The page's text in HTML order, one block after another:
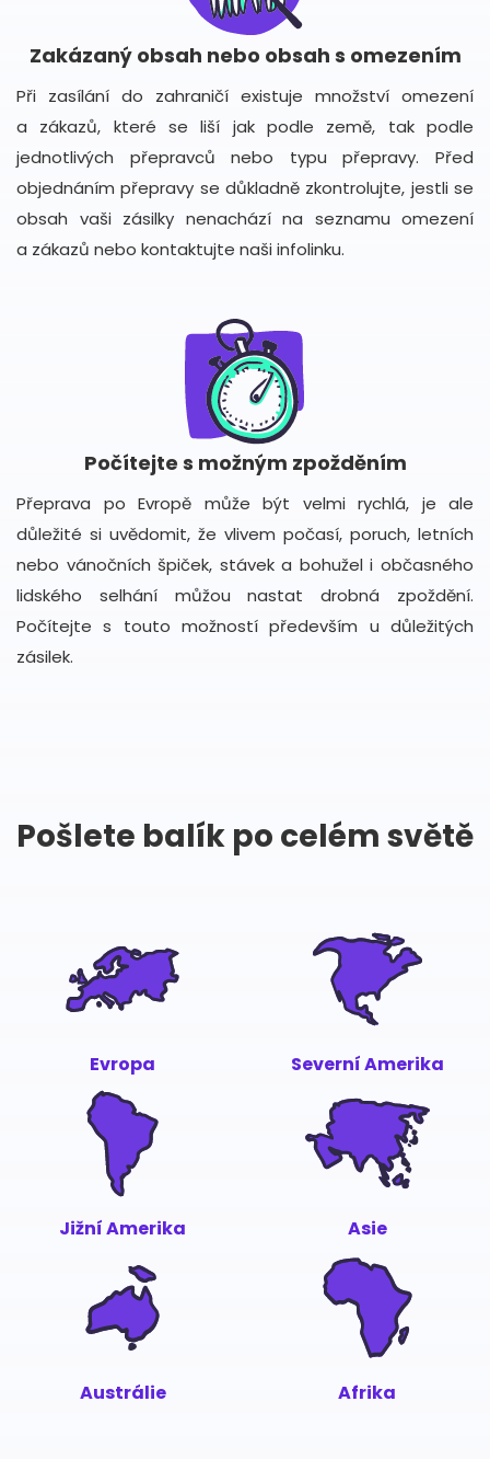
Zakázaný obsah nebo obsah s omezením
Při zasílání do zahraničí existuje množství omezení
a zákazů, které se liší jak podle země, tak podle
jednotlivých přepravců nebo typu přepravy. Před
objednáním přepravy se důkladně zkontrolujte, jestli se
obsah vaši zásilky nenachází na seznamu omezení
a zákazů nebo kontaktujte naši infolinku.
Počítejte s možným zpožděním
Přeprava po Evropě může být velmi rychlá, je ale
důležité si uvědomit, že vlivem počasí, poruch, letních
nebo vánočních špiček, stávek a bohužel i občasného
lidského selhání můžou nastat drobná zpoždění.
Počítejte s touto možností především u důležitých
zásilek.
Pošlete balík po celém světě
Evropa Severní Amerika
Jižní Amerika Asie
Austrálie Afrika